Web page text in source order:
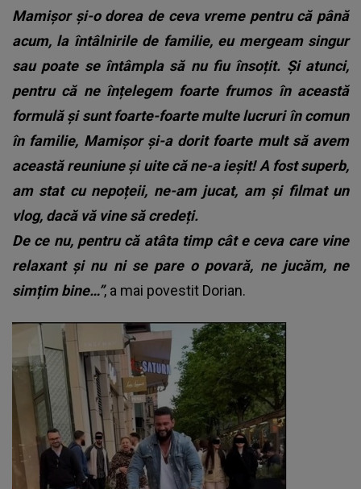
Mamișor și-o dorea de ceva vreme pentru că până
acum, la întâlnirile de familie, eu mergeam singur
sau poate se întâmpla să nu fiu însoțit. Și atunci,
pentru că ne înțelegem foarte frumos în această
formulă și sunt foarte-foarte multe lucruri în comun
în familie, Mamișor și-a dorit foarte mult să avem
această reuniune și uite că ne-a ieșit! A fost superb,
am stat cu nepoțeii, ne-am jucat, am și filmat un
vlog, dacă vă vine să credeți.
De ce nu, pentru că atâta timp cât e ceva care vine
relaxant și nu ni se pare o povară, ne jucăm, ne
simțim bine…”, a mai povestit Dorian.